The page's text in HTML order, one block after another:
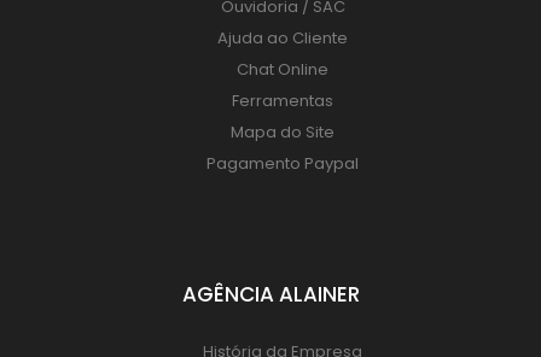
Ouvidoria / SAC
Ajuda ao Cliente
Chat Online
Ferramentas
Mapa do Site
Pagamento Paypal
AGÊNCIA ALAINER
História da Empresa